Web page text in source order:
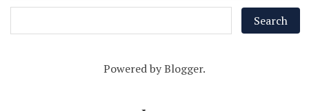
Powered byBlogger.